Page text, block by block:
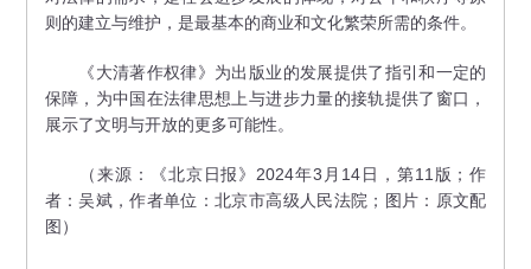
则的建立与维护，是最基本的商业和文化繁荣所需的条件。
《大清著作权律》为出版业的发展提供了指引和一定的
保障，为中国在法律思想上与进步力量的接轨提供了窗口，
展示了文明与开放的更多可能性。
（来源：《北京日报》2024年3月14日，第11版；作
者：吴斌，作者单位：北京市高级人民法院；图片：原文配
图）